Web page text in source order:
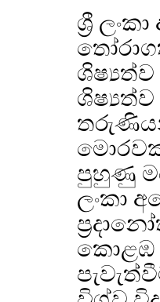
ශ්‍රී
පුහුණු
ලංකා
කොළඹ